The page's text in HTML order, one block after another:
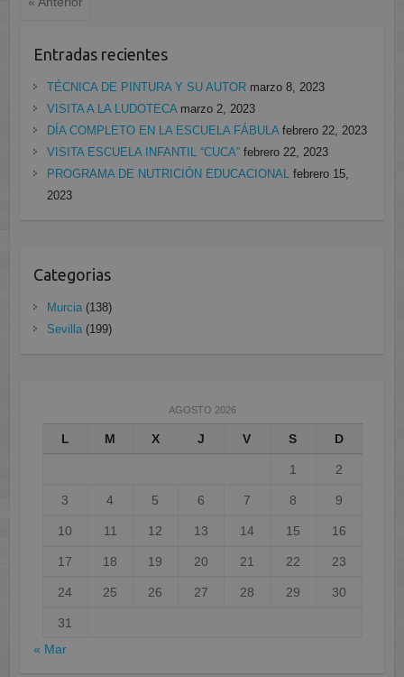
Entradas recientes
TÉCNICA DE PINTURA Y SU AUTOR marzo 8, 2023
VISITA A LA LUDOTECA marzo 2, 2023
DÍA COMPLETO EN LA ESCUELA FÁBULA febrero 22, 2023
VISITA ESCUELA INFANTIL “CUCA” febrero 22, 2023
PROGRAMA DE NUTRICIÓN EDUCACIONAL febrero 15,
2023
Categorias
Murcia(138)
Sevilla(199)
AGOSTO 2026
L M X J V S D
1 2
3 4 5 6 7 8 9
10 11 12 13 14 15 16
17 18 19 20 21 22 23
24 25 26 27 28 29 30
31
« Mar